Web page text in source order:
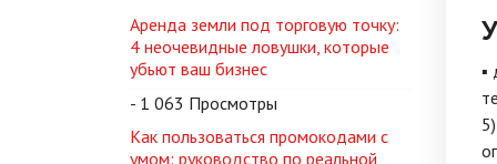
▪
Аренда земли под торговую точку:
4 неочевидные ловушки, которые
убьют ваш бизнес
- 1 063 Просмотры
Как пользоваться промокодами с
умом: руководство по реальной